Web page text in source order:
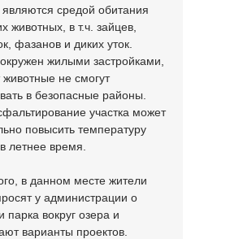
являются средой обитания
животных, в т.ч. зайцев,
фазанов и диких уток.
жилыми застройками,
животные не смогут
в безопасные районы.
участка может
повысить температуру
летнее время.
в данном месте жители
у администрации о
парка вокруг озера и
варианты проектов.